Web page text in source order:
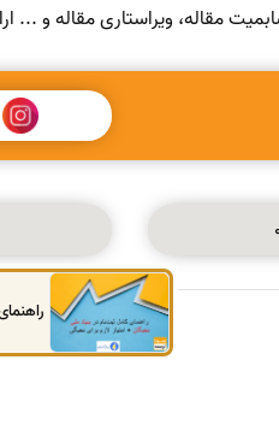
مقاله، ویراستاری مقاله و ...
© کلیه حقوق